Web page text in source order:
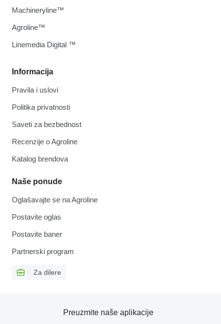
Informacija
Pravila i uslovi
Politika privatnosti
Saveti za bezbednost
Recenzije o Agroline
Katalog brendova
Naše ponude
Oglašavajte se na Agroline
Postavite oglas
Postavite baner
Partnerski program
Za dilere
Machineryline™
Agroline™
Linemedia Digital ™
Preuzmite naše aplikacije